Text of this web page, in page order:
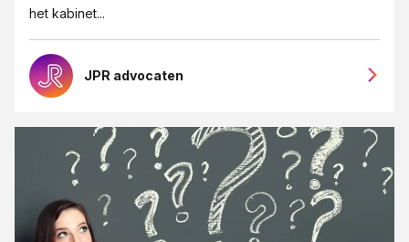
het kabinet...
JPR advocaten